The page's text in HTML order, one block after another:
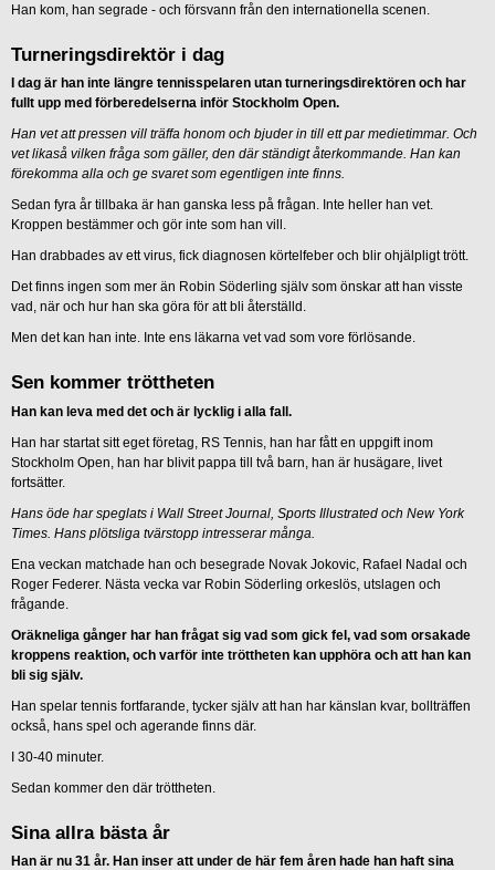
Han kom, han segrade - och försvann från den internationella scenen.
Turneringsdirektör i dag
I dag är han inte längre tennisspelaren utan turneringsdirektören och har
fullt upp med förberedelserna inför Stockholm Open.
Han vet att pressen vill träffa honom och bjuder in till ett par medietimmar. Och
vet likaså vilken fråga som gäller, den där ständigt återkommande. Han kan
förekomma alla och ge svaret som egentligen inte finns.
Sedan fyra år tillbaka är han ganska less på frågan. Inte heller han vet.
Kroppen bestämmer och gör inte som han vill.
Han drabbades av ett virus, fick diagnosen körtelfeber och blir ohjälpligt trött.
Det finns ingen som mer än Robin Söderling själv som önskar att han visste
vad, när och hur han ska göra för att bli återställd.
Men det kan han inte. Inte ens läkarna vet vad som vore förlösande.
Sen kommer tröttheten
Han kan leva med det och är lycklig i alla fall.
Han har startat sitt eget företag, RS Tennis, han har fått en uppgift inom
Stockholm Open, han har blivit pappa till två barn, han är husägare, livet
fortsätter.
Hans öde har speglats i Wall Street Journal, Sports Illustrated och New York
Times. Hans plötsliga tvärstopp intresserar många.
Ena veckan matchade han och besegrade Novak Jokovic, Rafael Nadal och
Roger Federer. Nästa vecka var Robin Söderling orkeslös, utslagen och
frågande.
Oräkneliga gånger har han frågat sig vad som gick fel, vad som orsakade
kroppens reaktion, och varför inte tröttheten kan upphöra och att han kan
bli sig själv.
Han spelar tennis fortfarande, tycker själv att han har känslan kvar, bollträffen
också, hans spel och agerande finns där.
I 30-40 minuter.
Sedan kommer den där tröttheten.
Sina allra bästa år
Han är nu 31 år. Han inser att under de här fem åren hade han haft sina